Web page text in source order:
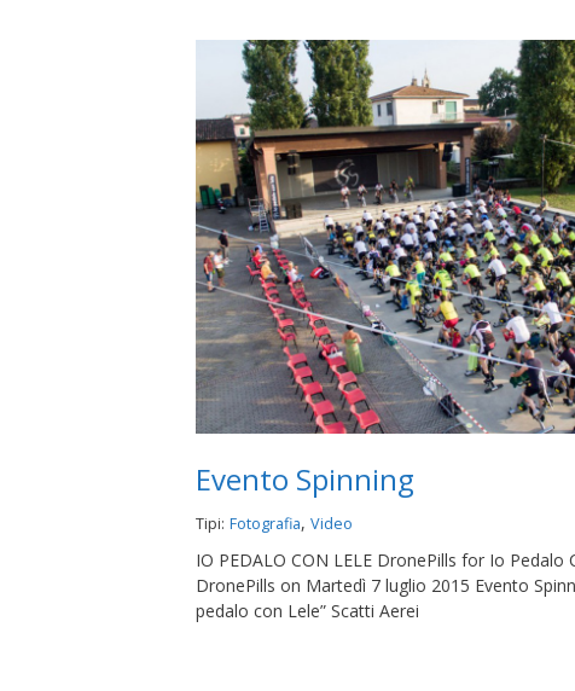
Evento Spinning
Tipi: Fotografia, Video
IO PEDALO CON LELE DronePills for Io Pedalo
DronePills on Martedì 7 luglio 2015 Evento
pedalo con Lele” Scatti Aerei